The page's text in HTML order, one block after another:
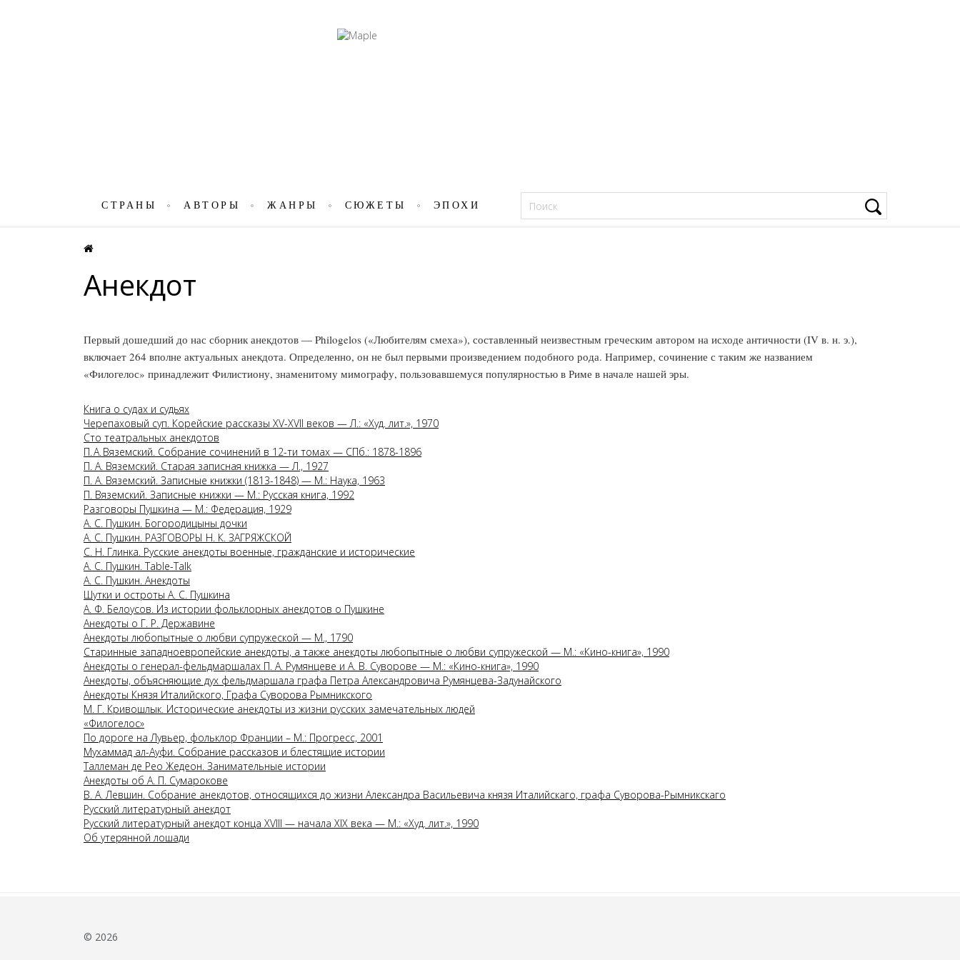
СТРАНЫ АВТОРЫ ЖАНРЫ СЮЖЕТЫ ЭПОХИ
Анекдот
Первый дошедший до нас сборник анекдотов — Philogelos («Любителям смеха»), составленный неизвестным греческим автором на исходе античности (IV в. н. э.),
включает 264 вполне актуальных анекдота. Определенно, он не был первыми произведением подобного рода. Например, сочинение с таким же названием
«Филогелос» принадлежит Филистиону, знаменитому мимографу, пользовавшемуся популярностью в Риме в начале нашей эры.
Книга о судах и судьях
Черепаховый суп. Корейские рассказы XV-XVII веков — Л.: «Худ. лит.», 1970
Сто театральных анекдотов
П. А. Вяземский. Собрание сочинений в 12-ти томах — СПб.: 1878-1896
П. А. Вяземский. Старая записная книжка — Л., 1927
П. А. Вяземский. Записные книжки (1813-1848) — М.: Наука, 1963
П. Вяземский. Записные книжки — М.: Русская книга, 1992
Разговоры Пушкина — М.: Федерация, 1929
А. С. Пушкин. Богородицыны дочки
А. С. Пушкин. РАЗГОВОРЫ Н. К. ЗАГРЯЖСКОЙ
С. Н. Глинка. Русские анекдоты военные, гражданские и исторические
А. С. Пушкин. Table-Talk
А. С. Пушкин. Анекдоты
Шутки и остроты А. С. Пушкина
А. Ф. Белоусов. Из истории фольклорных анекдотов о Пушкине
Анекдоты о Г. Р. Державине
Анекдоты любопытные о любви супружеской — М., 1790
Старинные западноевропейские анекдоты, а также анекдоты любопытные о любви супружеской — М.: «Кино-книга», 1990
Анекдоты о генерал-фельдмаршалах П. А. Румянцеве и А. В. Суворове — М.: «Кино-книга», 1990
Анекдоты, объясняющие дух фельдмаршала графа Петра Александровича Румянцева-Задунайского
Анекдоты Князя Италийского, Графа Суворова Рымникского
М. Г. Кривошлык. Исторические анекдоты из жизни русских замечательных людей
«Филогелос»
По дороге на Лувьер, фольклор Франции – М.: Прогресс, 2001
Мухаммад ал-Ауфи. Собрание рассказов и блестящие истории
Таллеман де Рео Жедеон. Занимательные истории
Анекдоты об А. П. Сумарокове
В. А. Левшин. Собрание анекдотов, относящихся до жизни Александра Васильевича князя Италийскаго, графа Суворова-Рымникскаго
Русский литературный анекдот
Русский литературный анекдот конца XVIII — начала XIX века — М.: «Худ. лит.», 1990
Об утерянной лошади
© 2026